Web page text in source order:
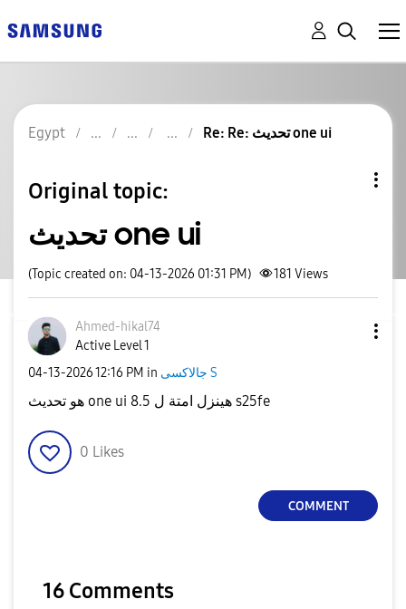
Egypt Re: Re: تحديث one ui
Original topic:
تحديث one ui
(Topic created on: 04-13-2026 01:31 PM) 181 Views
Ahmed-hikal74
Active Level 1
‎04-13-202612:16 PM in جالاكسى S
هو تحديث one ui 8.5 هينزل امتة ل s25fe
0 Likes
COMMENT
16 Comments